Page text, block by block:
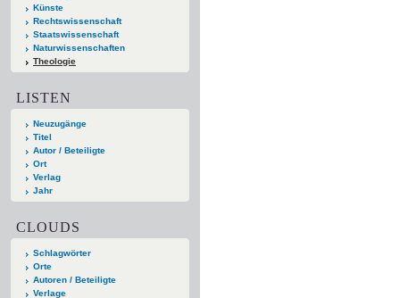
Künste
Rechtswissenschaft
Staatswissenschaft
Naturwissenschaften
Theologie
LISTEN
Neuzugänge
Titel
Autor / Beteiligte
Ort
Verlag
Jahr
CLOUDS
Schlagwörter
Orte
Autoren / Beteiligte
Verlage